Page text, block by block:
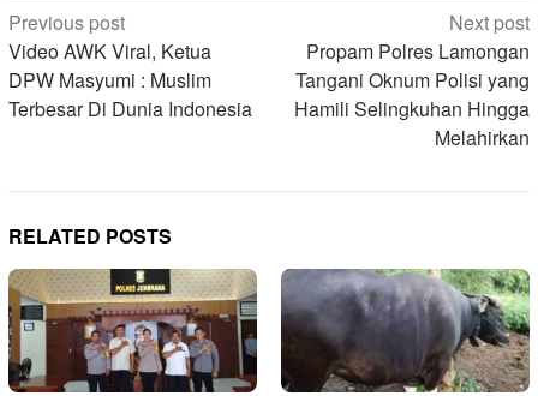
Post
navigation
Previous post
Video AWK Viral, Ketua
DPW Masyumi : Muslim
Terbesar Di Dunia Indonesia
Next post
Propam Polres Lamongan
Tangani Oknum Polisi yang
Hamili Selingkuhan Hingga
Melahirkan
RELATED POSTS